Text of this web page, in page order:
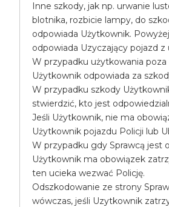
Inne szkody, jak np. urwanie
blotnika, rozbicie lampy, do
odpowiada Użytkownik.
odpowiada Uzyczający pojazd z
W przypadku użytkowania
Użytkownik odpowiada za
W przypadku szkody
stwierdzić, kto jest
Jeśli Użytkownik, nie ma
Użytkownik pojazdu Policji lub
W przypadku gdy Sprawcą jest
Użytkownik ma obowiązek
ten ucieka wezwać Policję.
Odszkodowanie ze strony
wówczas, jeśli Uzytkownik